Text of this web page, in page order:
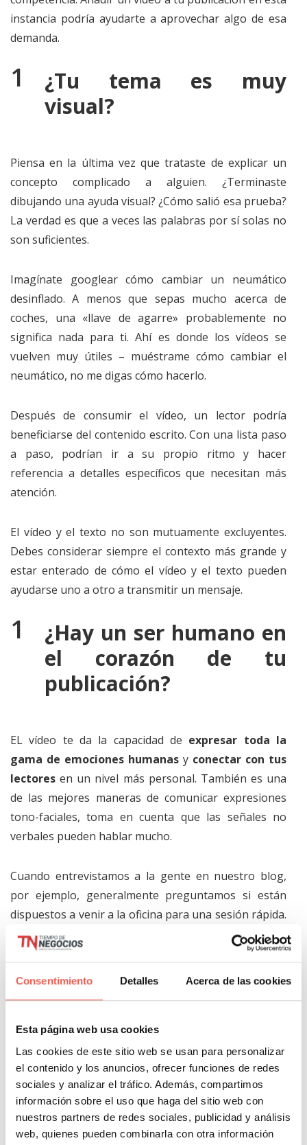
Consentimiento Detalles Acerca de las cookies
Esta página web usa cookies
Las cookies de este sitio web se usan para personalizar
el contenido y los anuncios, ofrecer funciones de redes
sociales y analizar el tráfico. Además, compartimos
información sobre el uso que haga del sitio web con
nuestros partners de redes sociales, publicidad y análisis
web, quienes pueden combinarla con otra información
instancia podría ayudarte a aprovechar algo de esa
demanda.
¿Tu tema es muy
visual?
Piensa en la última vez que trataste de explicar un
concepto complicado a alguien. ¿Terminaste
dibujando una ayuda visual? ¿Cómo salió esa prueba?
La verdad es que a veces las palabras por sí solas no
son suficientes.
Imagínate googlear cómo cambiar un neumático
desinflado. A menos que sepas mucho acerca de
coches, una «llave de agarre» probablemente no
significa nada para ti. Ahí es donde los vídeos se
vuelven muy útiles – muéstrame cómo cambiar el
neumático, no me digas cómo hacerlo.
Después de consumir el vídeo, un lector podría
beneficiarse del contenido escrito. Con una lista paso
a paso, podrían ir a su propio ritmo y hacer
referencia a detalles específicos que necesitan más
atención.
El vídeo y el texto no son mutuamente excluyentes.
Debes considerar siempre el contexto más grande y
estar enterado de cómo el vídeo y el texto pueden
ayudarse uno a otro a transmitir un mensaje.
¿Hay un ser humano en
el corazón de tu
publicación?
EL vídeo te da la capacidad de expresar toda la
gama de emociones humanas y conectar con tus
lectores en un nivel más personal. También es una
de las mejores maneras de comunicar expresiones
tono-faciales, toma en cuenta que las señales no
verbales pueden hablar mucho.
Cuando entrevistamos a la gente en nuestro blog,
por ejemplo, generalmente preguntamos si están
dispuestos a venir a la oficina para una sesión rápida.
Ver el rostro de la persona y escuchar su voz le da al
lector una conexión más memorable con el
Además de crear una experiencia excepcional para tu
lector, la adición de vídeo a tu contenido de blog
también tiene beneficios SEO. Las empresas a
menudo utilizan los blogs para ayudar a impulsar el
tráfico orgánico a sus sitios, y el vídeo puede ayudar a